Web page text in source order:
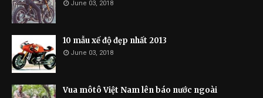
June 03, 2018
10 mẫu xế độ đẹp nhất 2013
June 03, 2018
Vua môtô Việt Nam lên báo nước ngoài